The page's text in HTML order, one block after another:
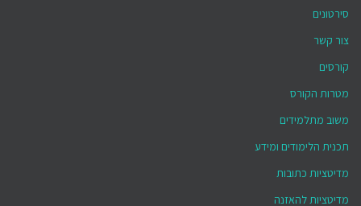
סירטונים
צור קשר
קורסים
מטרות הקורס
משוב מתלמידים
תכנית הלימודים ומידע
מדיטציות כתובות
מדיטציות להאזנה